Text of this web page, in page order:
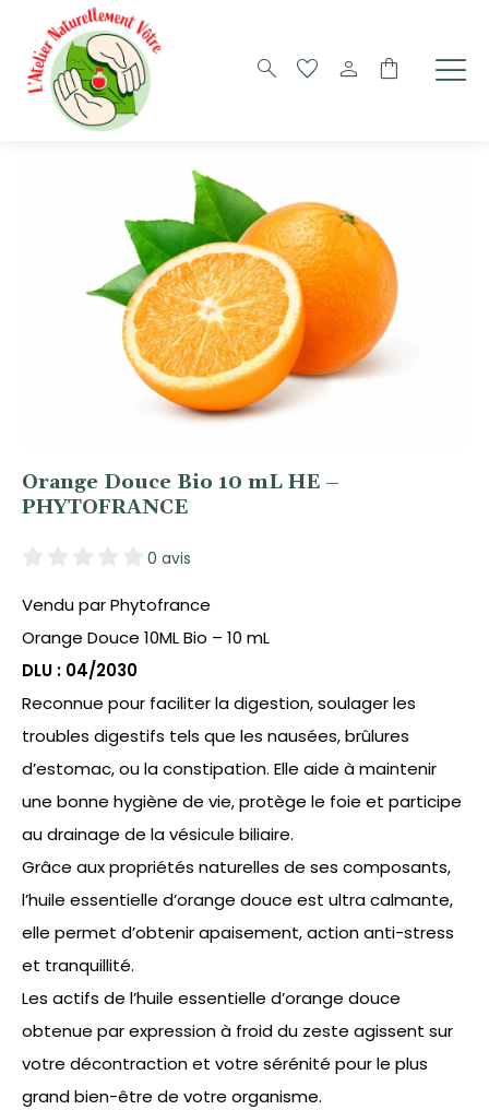
search favorite person shopping_bag
Orange Douce Bio 10 mL HE –
PHYTOFRANCE
0 avis
Vendu par Phytofrance
Orange Douce 10ML Bio – 10 mL
DLU : 04/2030
Reconnue pour faciliter la digestion, soulager les
troubles digestifs tels que les nausées, brûlures
d’estomac, ou la constipation. Elle aide à maintenir
une bonne hygiène de vie, protège le foie et participe
au drainage de la vésicule biliaire.
Grâce aux propriétés naturelles de ses composants,
l’huile essentielle d’orange douce est ultra calmante,
elle permet d’obtenir apaisement, action anti-stress
et tranquillité.
Les actifs de l’huile essentielle d’orange douce
obtenue par expression à froid du zeste agissent sur
votre décontraction et votre sérénité pour le plus
grand bien-être de votre organisme.